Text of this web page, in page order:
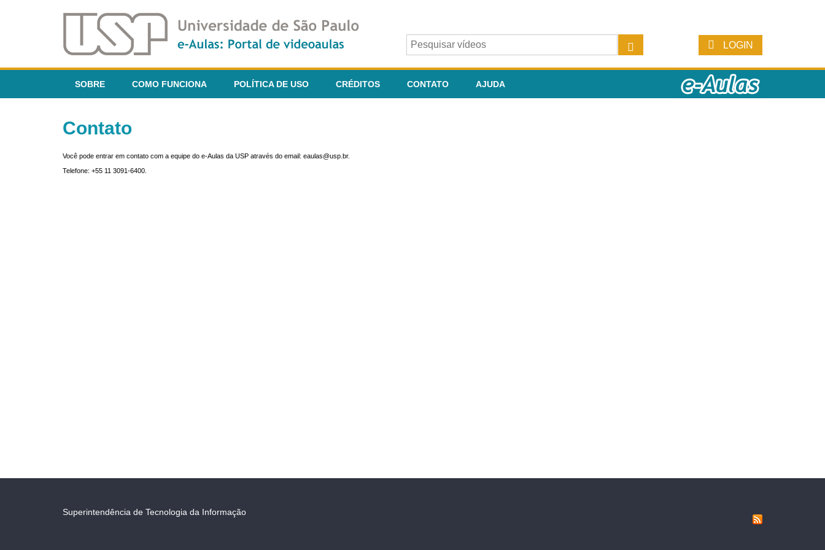
LOGIN
SOBRE COMO FUNCIONA POLÍTICA DE USO CRÉDITOS CONTATO AJUDA
Contato
Você pode entrar em contato com a equipe do e-Aulas da USP através do email: eaulas@usp.br.
Telefone: +55 11 3091-6400.
Superintendência de Tecnologia da Informação